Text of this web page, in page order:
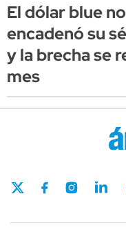
El dólar blue
encadenó su
y la brecha se
mes